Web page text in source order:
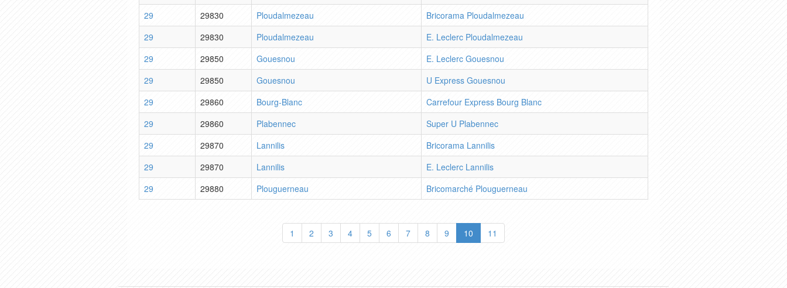
29
29830 Ploudalmezeau
Bricorama Ploudalmezeau
29
29830 Ploudalmezeau
E. Leclerc Ploudalmezeau
29
29850 Gouesnou
E. Leclerc Gouesnou
29
29850 Gouesnou
U Express Gouesnou
29
29860 Bourg-Blanc
Carrefour Express Bourg Blanc
29
29860 Plabennec
Super U Plabennec
29
29870 Lannilis
Bricorama Lannilis
29
29870 Lannilis
E. Leclerc Lannilis
29
29880 Plouguerneau Bricomarché Plouguerneau
1 2 3 4 5 6 7 8 9 10 11